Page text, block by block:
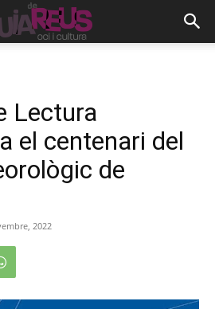
Lectura
el centenari del
de
2022